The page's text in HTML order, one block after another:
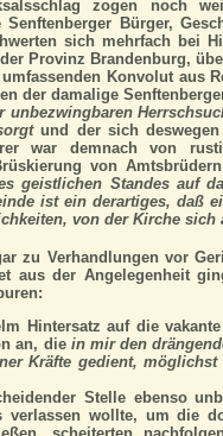
zogen noch
Bürger,
sich mehrfach bei
Provinz Brandenburg,
Konvolut aus
der damalige
unbezwingbaren
und der sich
war demnach von
von
geistlichen Standes auf
ist ein derartiges, daß
von der Kirche sich
zu Verhandlungen vor
aus der Angelegenheit
Hintersatz auf die
an, die in mir den
Kräfte gedient,
Stelle ebenso
verlassen wollte, um die